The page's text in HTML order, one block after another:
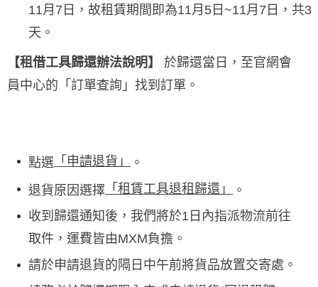
11月7日，故租賃期間即為11月5日~11月7日，共3
天。
【租借工具歸還辦法說明】
於歸還當日，至官網會
員中心的「訂單查詢」找到訂單。
點選 「申請退貨」
。
退貨原因選擇 「租賃工具退租歸還」
。
收到歸還通知後，我們將於1日內指派物流前往
取件，運費皆由MXM負擔。
請於申請退貨的隔日中午前將貨品放置交寄處。